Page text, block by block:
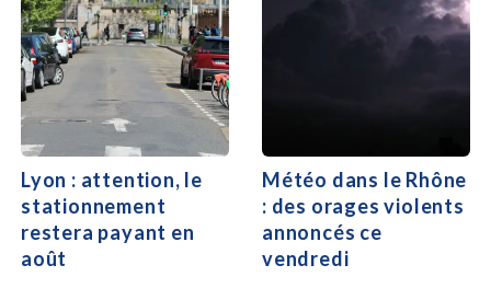
Lyon : attention, le
stationnement
restera payant en
août
Météo dans le Rhône
: des orages violents
annoncés ce
vendredi